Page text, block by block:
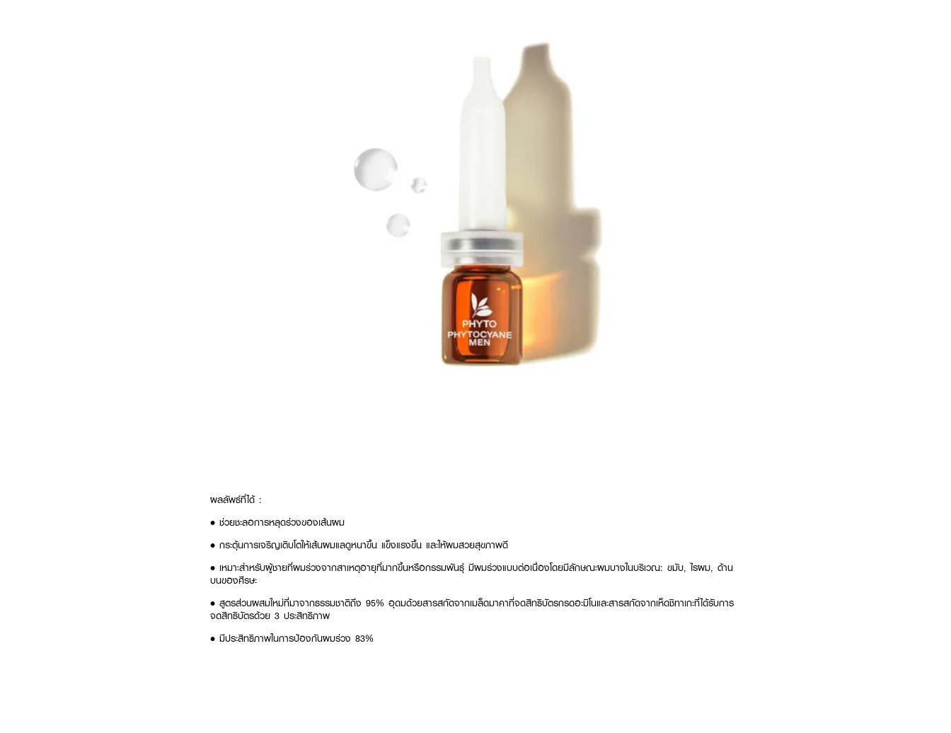
ผลลัพธ์ที่ได้ :
• ช่วยชะลอการหลุดร่วงของเส้นผม
• กระตุ้นการเจริญเติบโตให้เส้นผมแลดูหนาขึ้น แข็งแรงขึ้น และให้ผมสวยสุขภาพดี
• เหมาะสำหรับผู้ชายที่ผมร่วงจากสาเหตุอายุที่มากขึ้นหรือกรรมพันธุ์ มีผมร่วงแบบต่อเนื่องโดยมีลักษณะผมบางในบริเวณ: ขมับ, ไรผม, ด้าน
บนของศีรษะ
• สูตรส่วนผสมใหม่ที่มาจากธรรมชาติถึง 95% อุดมด้วยสารสกัดจากเมล็ดมาคาที่จดสิทธิบัตรกรดอะมิโนและสารสกัดจากเห็ดชิทาเกะที่ได้รับการ
จดสิทธิบัตรด้วย 3 ประสิทธิภาพ
• มีประสิทธิภาพในการป้องกันผมร่วง 83%